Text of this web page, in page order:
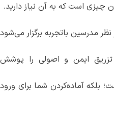
است که به آن نیاز دارید.
با‌تجربه برگزار می‌شود
ایمن و اصولی را پوشش
آماده‌کردن شما برای ورود